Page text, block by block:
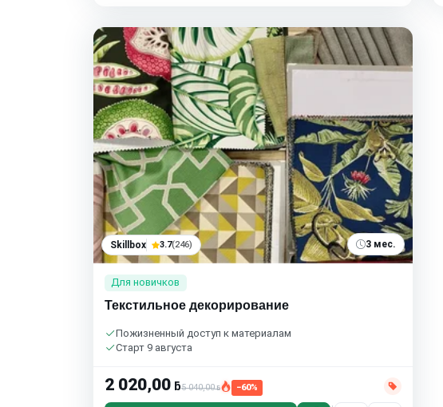
Skillbox 3.7(246) 3 мес.
Для новичков
Текстильное декорирование
Пожизненный доступ к материалам
Старт 9 августа
2 020,00 ƃ5 040,00ƃ −60%